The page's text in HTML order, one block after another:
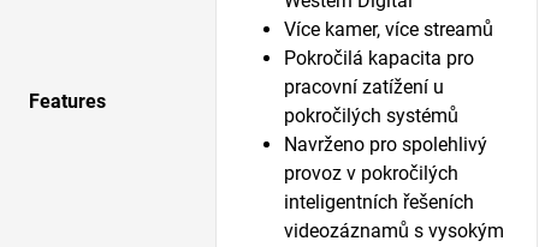
Features
Více kamer, více streamů
Pokročilá kapacita pro
pracovní zatížení u
pokročilých systémů
Navrženo pro spolehlivý
provoz v pokročilých
inteligentních řešeních
videozáznamů s vysokým